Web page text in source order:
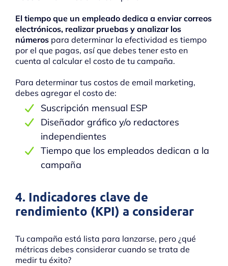
El tiempo que un empleado dedica a enviar correos
electrónicos, realizar pruebas y analizar los
números para determinar la efectividad es tiempo
por el que pagas, así que debes tener esto en
cuenta al calcular el costo de tu campaña.
Para determinar tus costos de email marketing,
debes agregar el costo de:
Suscripción mensual ESP
Diseñador gráfico y/o redactores
independientes
Tiempo que los empleados dedican a la
campaña
4. Indicadores clave de
rendimiento (KPI) a considerar
Tu campaña está lista para lanzarse, pero ¿qué
métricas debes considerar cuando se trata de
medir tu éxito?